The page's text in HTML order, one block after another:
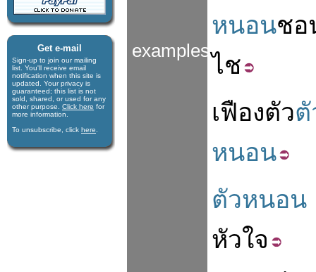
Get e-mail
Sign-up to join our mail­ing
list. You'll receive e­mail
notification when this site is
updated. Your privacy is
guaran­teed; this list is not
sold, shared, or used for any
other purpose. Click here for
more infor­mation.
To unsubscribe, click here
examples
หนอนชอ
ไช
เฟืองตัว
หนอน
ตัวหนอน
หัวใจ